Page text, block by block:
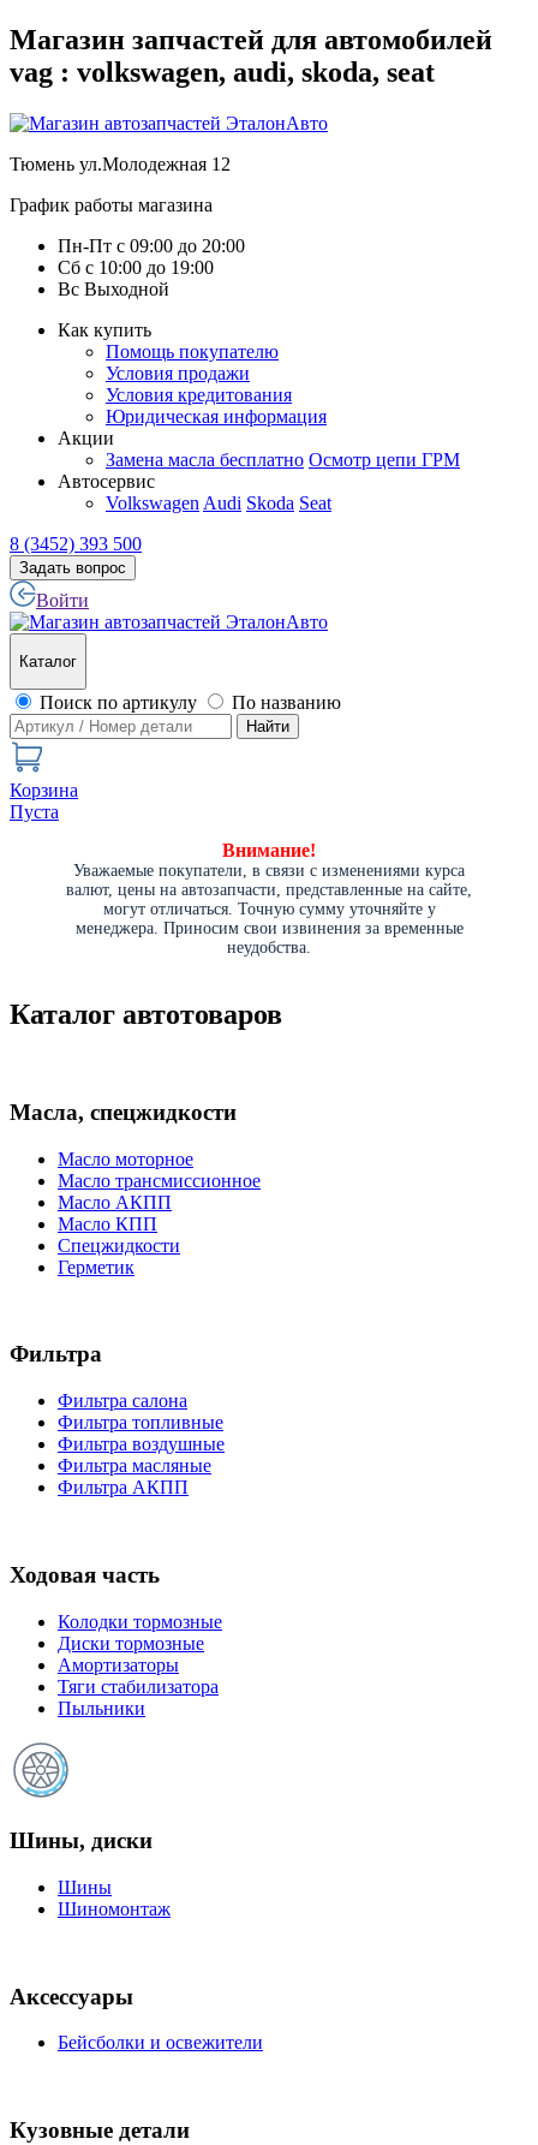
Магазин запчастей для автомобилей
vag : volkswagen, audi, skoda, seat
Тюмень ул.Молодежная 12
График работы магазина
Пн-Пт с 09:00 до 20:00
Сб с 10:00 до 19:00
Вс Выходной
Как купить
Помощь покупателю
Условия продажи
Условия кредитования
Юридическая информация
Акции
Замена масла бесплатно Осмотр цепи ГРМ
Автосервис
Volkswagen Audi Skoda Seat
8 (3452) 393 500
Задать вопрос
Войти
Каталог
Поиск по артикулу По названию
Найти
Корзина
Пуста
Внимание!
Уважаемые покупатели, в связи с изменениями курса
валют, цены на автозапчасти, представленные на сайте,
могут отличаться. Точную сумму уточняйте у
менеджера. Приносим свои извинения за временные
неудобства.
Каталог автотоваров
Масла, спецжидкости
Масло моторное
Масло трансмиссионное
Масло АКПП
Масло КПП
Спецжидкости
Герметик
Фильтра
Фильтра салона
Фильтра топливные
Фильтра воздушные
Фильтра масляные
Фильтра АКПП
Ходовая часть
Колодки тормозные
Диски тормозные
Амортизаторы
Тяги стабилизатора
Пыльники
Шины, диски
Шины
Шиномонтаж
Аксессуары
Бейсболки и освежители
Кузовные детали